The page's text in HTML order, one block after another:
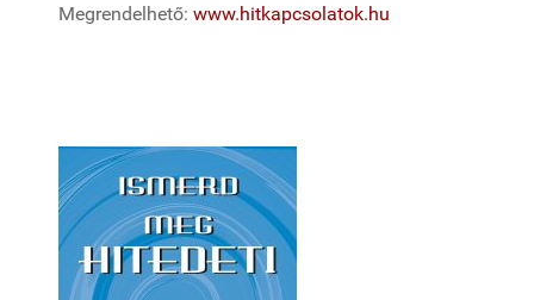
Megrendelhető: www.hitkapcsolatok.hu